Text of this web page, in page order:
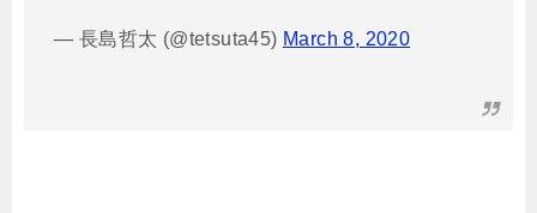
— 長島哲太 (@tetsuta45) March 8, 2020